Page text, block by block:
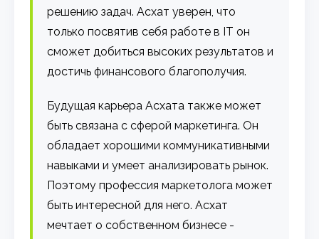
решению задач. Асхат уверен, что
только посвятив себя работе в IT он
сможет добиться высоких результатов и
достичь финансового благополучия.
Будущая карьера Асхата также может
быть связана с сферой маркетинга. Он
обладает хорошими коммуникативными
навыками и умеет анализировать рынок.
Поэтому профессия маркетолога может
быть интересной для него. Асхат
мечтает о собственном бизнесе -